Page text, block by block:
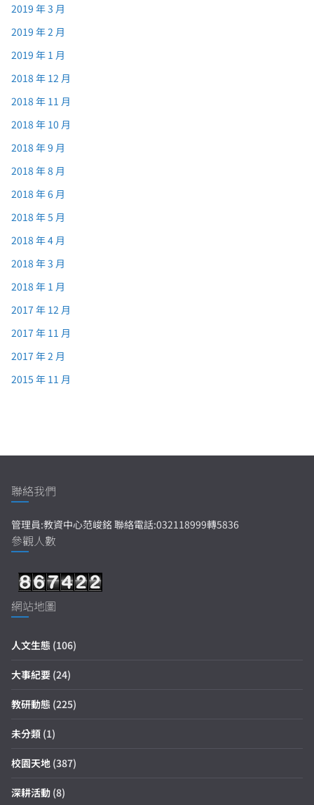
2019 年 3 月
2019 年 2 月
2019 年 1 月
2018 年 12 月
2018 年 11 月
2018 年 10 月
2018 年 9 月
2018 年 8 月
2018 年 6 月
2018 年 5 月
2018 年 4 月
2018 年 3 月
2018 年 1 月
2017 年 12 月
2017 年 11 月
2017 年 2 月
2015 年 11 月
聯絡我們
管理員:教資中心范峻銘 聯絡電話:032118999轉5836
參觀人數
網站地圖
人文生態 (106)
大事紀要 (24)
教研動態 (225)
未分類 (1)
校園天地 (387)
深耕活動 (8)